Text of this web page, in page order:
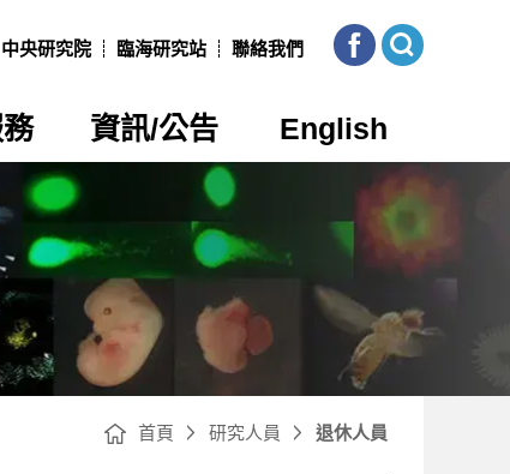
中央研究院 臨海研究站 聯絡我們
本
所
FB
展
開
網
站
資訊/公告 English
首頁 研究人員 退休人員